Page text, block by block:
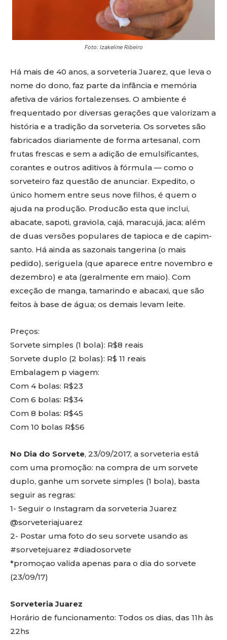
Foto: Izakeline Ribeiro
Há mais de 40 anos, a sorveteria Juarez, que leva o
nome do dono, faz parte da infância e memória
afetiva de vários fortalezenses. O ambiente é
frequentado por diversas gerações que valorizam a
história e a tradição da sorveteria. Os sorvetes são
fabricados diariamente de forma artesanal, com
frutas frescas e sem a adição de emulsificantes,
corantes e outros aditivos à fórmula — como o
sorveteiro faz questão de anunciar. Expedito, o
único homem entre seus nove filhos, é quem o
ajuda na produção. Producão esta que inclui,
abacate, sapoti, graviola, cajá, maracujá, jaca; além
de duas versões populares de tapioca e de capim-
santo. Há ainda as sazonais tangerina (o mais
pedido), seriguela (que aparece entre novembro e
dezembro) e ata (geralmente em maio). Com
exceção de manga, tamarindo e abacaxi, que são
feitos à base de água; os demais levam leite.
Preços:
Sorvete simples (1 bola): R$8 reais
Sorvete duplo (2 bolas): R$ 11 reais
Embalagem p viagem:
Com 4 bolas: R$23
Com 6 bolas: R$34
Com 8 bolas: R$45
Com 10 bolas R$56
No Dia do Sorvete, 23/09/2017, a sorveteria está
com uma promoção: na compra de um sorvete
duplo, ganhe um sorvete simples (1 bola), basta
seguir as regras:
1- Seguir o Instagram da sorveteria Juarez
@sorveteriajuarez
2- Postar uma foto do seu sorvete usando as
#sorvetejuarez #diadosorvete
*promoçao valida apenas para o dia do sorvete
(23/09/17)
Sorveteria Juarez
Horário de funcionamento: Todos os dias, das 11h às
22hs